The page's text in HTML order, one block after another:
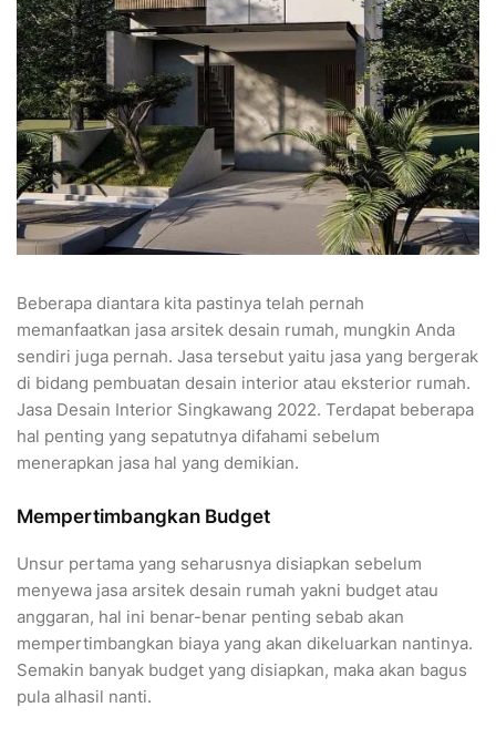
Beberapa diantara kita pastinya telah pernah
memanfaatkan jasa arsitek desain rumah, mungkin Anda
sendiri juga pernah. Jasa tersebut yaitu jasa yang bergerak
di bidang pembuatan desain interior atau eksterior rumah.
Jasa Desain Interior Singkawang 2022. Terdapat beberapa
hal penting yang sepatutnya difahami sebelum
menerapkan jasa hal yang demikian.
Mempertimbangkan Budget
Unsur pertama yang seharusnya disiapkan sebelum
menyewa jasa arsitek desain rumah yakni budget atau
anggaran, hal ini benar-benar penting sebab akan
mempertimbangkan biaya yang akan dikeluarkan nantinya.
Semakin banyak budget yang disiapkan, maka akan bagus
pula alhasil nanti.